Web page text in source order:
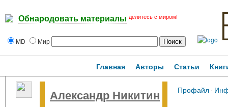
Обнародовать материалы делитесь с миром!
MD Мир
Главная Авторы Статьи
Александр Никитин Профайл·